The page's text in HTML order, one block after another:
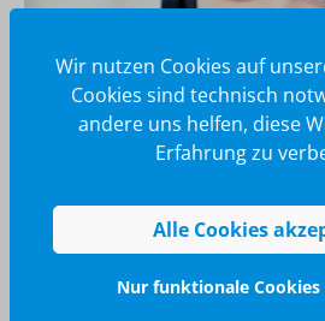
Wir glänzen für Sie
040 / 570 18 25 70
Wir nutzen Cookies auf
Cookies sind technisch
andere uns helfen, diese
Erfahrung zu
Alle Cookies
Nur funktionale